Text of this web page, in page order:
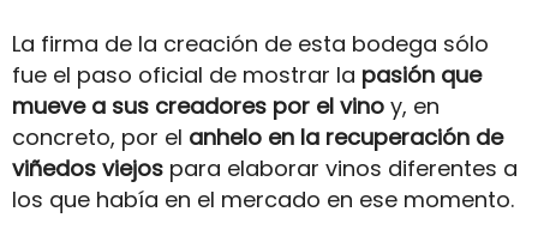
La firma de la creación de esta bodega sólo
fue el paso oficial de mostrar la pasión que
mueve a sus creadores por el vino y, en
concreto, por el anhelo en la recuperación de
viñedos viejos para elaborar vinos diferentes a
los que había en el mercado en ese momento.